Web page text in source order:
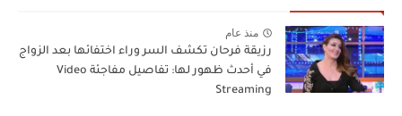
منذ عام
رزيقة فرحان تكشف السر وراء اختفائها بعد الزواج
في أحدث ظهور لها: تفاصيل مفاجئة Video
Streaming